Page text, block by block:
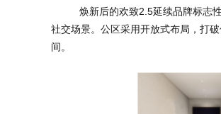
焕新后的欢致2.5延续品牌标志性橙
社交场景。公区采用开放式布局，打
间。